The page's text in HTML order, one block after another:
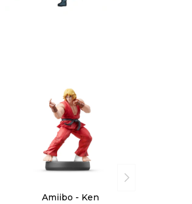
Amiibo - Ken